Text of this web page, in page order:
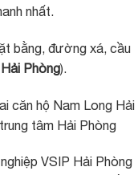
nhất.
bằng, đường xá, cầu
Phòng).
căn hộ Nam Long Hải
tâm Hải Phòng
VSIP Hải Phòng